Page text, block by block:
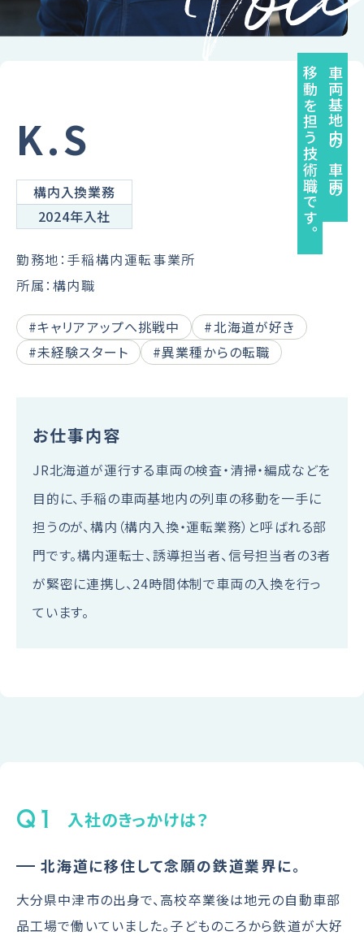
企業サイトへ
K.S
構内入換業務
2024年入社
勤務地：手稲構内運転事業所
所属：構内職
#キャリアアップへ挑戦中
#北海道が好き
#未経験スタート
#異業種からの転職
お仕事内容
JR北海道が運行する車両の検査・清掃・編成などを
目的に、手稲の車両基地内の列車の移動を一手に
担うのが、構内（構内入換・運転業務）と呼ばれる部
門です。構内運転士、誘導担当者、信号担当者の3者
が緊密に連携し、24時間体制で車両の入換を行っ
ています。
車両基地内の車両の
移動を担う技術職です。
Q1 入社のきっかけは？
北海道に移住して念願の鉄道業界に。
大分県中津市の出身で、高校卒業後は地元の自動車部
品工場で働いていました。子どものころから鉄道が大好